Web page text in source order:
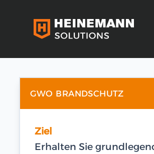
GWO BRANDSCHUTZ
Ziel
Erhalten Sie